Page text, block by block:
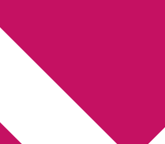
och kulturblogg
thrillers